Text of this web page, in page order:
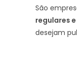
São
regulares
desejam